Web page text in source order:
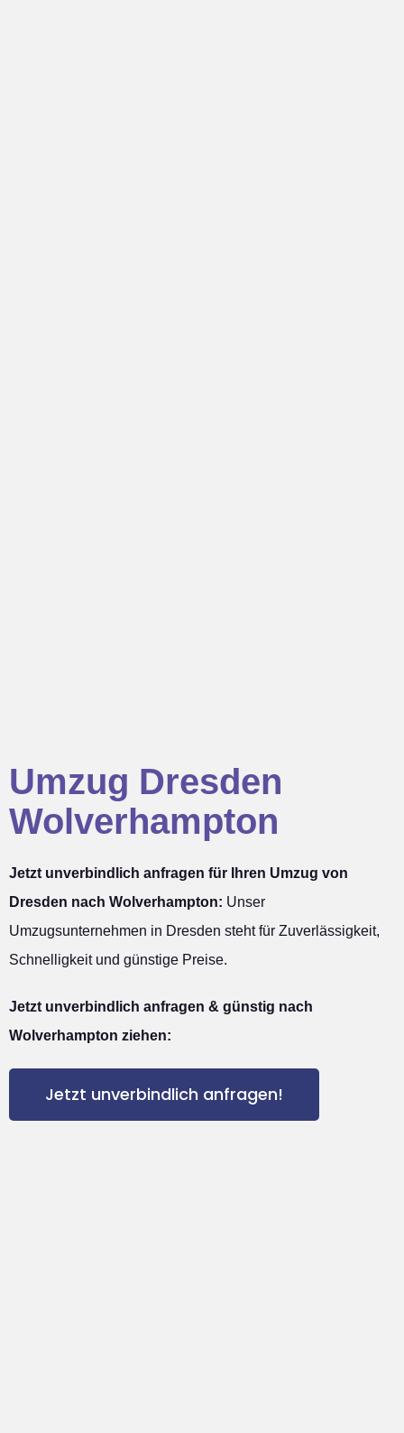
Umzug Dresden
Wolverhampton
Jetzt unverbindlich anfragen für Ihren Umzug von
Dresden nach Wolverhampton: Unser
Umzugsunternehmen in Dresden steht für Zuverlässigkeit,
Schnelligkeit und günstige Preise.
Jetzt unverbindlich anfragen & günstig nach
Wolverhampton ziehen:
Jetzt unverbindlich anfragen!